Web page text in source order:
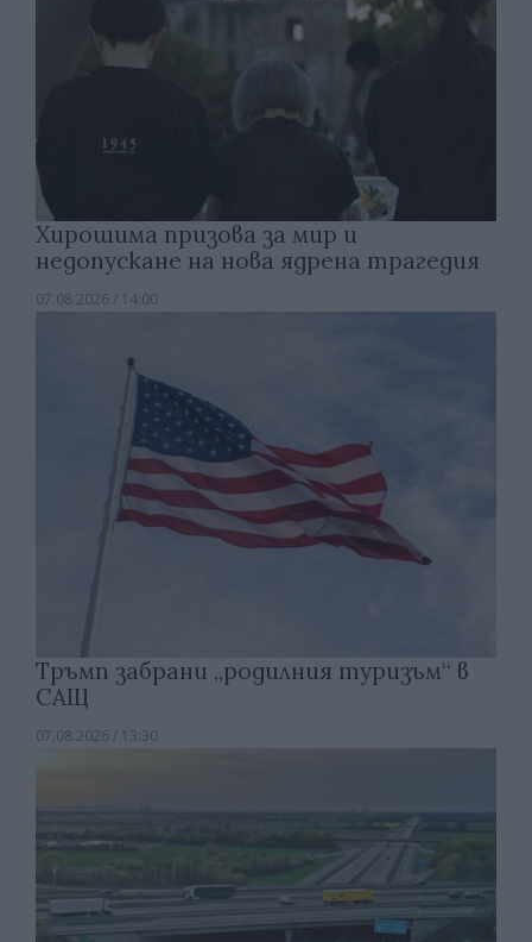
Хирошима призова за мир и
недопускане на нова ядрена трагедия
07.08.2026 / 14:00
Тръмп забрани „родилния туризъм“ в
САЩ
07.08.2026 / 13:30